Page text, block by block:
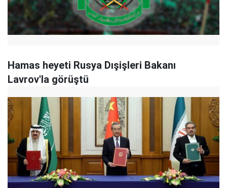
Hamas heyeti Rusya Dışişleri Bakanı
Lavrov'la görüştü